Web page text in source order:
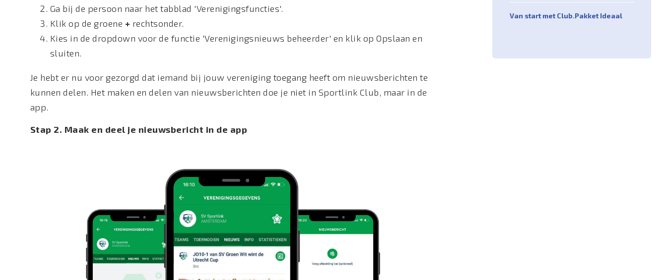
Ga bij de persoon naar het tabblad 'Verenigingsfuncties'.
Klik op de groene + rechtsonder.
Kies in de dropdown voor de functie 'Verenigingsnieuws beheerder' en klik op Opslaan en
sluiten.
Je hebt er nu voor gezorgd dat iemand bij jouw vereniging toegang heeft om nieuwsberichten te
kunnen delen. Het maken en delen van nieuwsberichten doe je niet in Sportlink Club, maar in de
app.
Stap 2. Maak en deel je nieuwsbericht in de app
Van start met Club.Pakket Ideaal